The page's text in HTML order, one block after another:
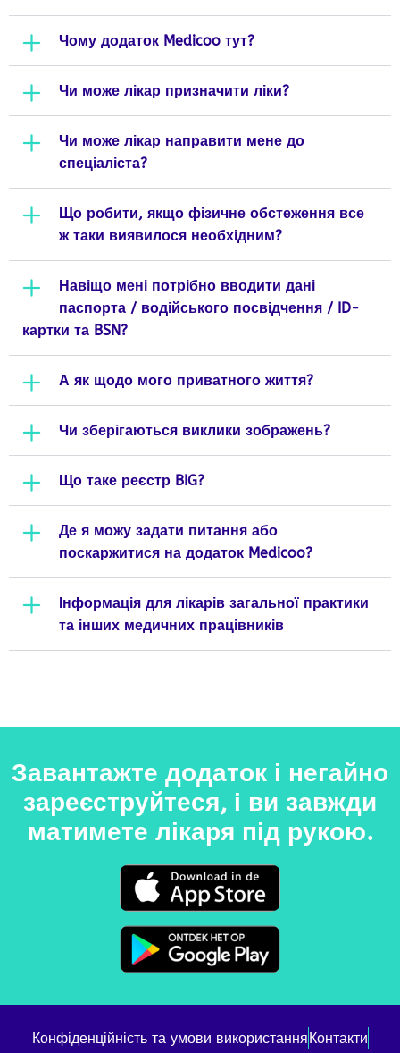
Чому додаток Medicoo тут?
Чи може лікар призначити ліки?
Чи може лікар направити мене до
спеціаліста?
Що робити, якщо фізичне обстеження все
ж таки виявилося необхідним?
Навіщо мені потрібно вводити дані
паспорта / водійського посвідчення / ID-
картки та BSN?
А як щодо мого приватного життя?
Чи зберігаються виклики зображень?
Що таке реєстр BIG?
Де я можу задати питання або
поскаржитися на додаток Medicoo?
Інформація для лікарів загальної практики
та інших медичних працівників
Завантажте додаток і негайно
зареєструйтеся, і ви завжди
матимете лікаря під рукою.
Конфіденційність та умови використанняКонтакти